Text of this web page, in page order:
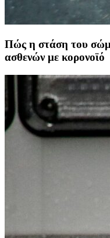
Πώς η στάση του
ασθενών με κορονοϊό